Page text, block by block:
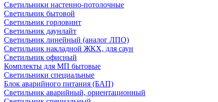
Светильники настенно-потолочные
Светильник бытовой
Светильник горловинт
Светильник даунлайт
Светильник линейный (аналог ЛПО)
Светильник накладной ЖКХ, для саун
Светильник офисный
Комплекты для МП бытовые
Светильники специальные
Блок аварийного питания (БАП)
Светильник аварийный, ориентационный